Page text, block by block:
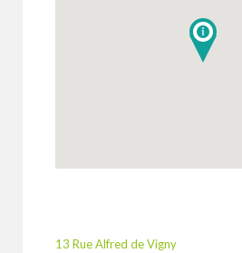
13 Rue Alfred de Vigny